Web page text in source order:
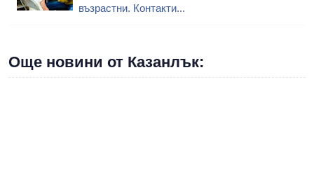
възрастни. Контакти...
Още новини от Казанлък: